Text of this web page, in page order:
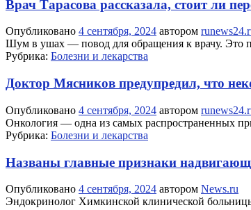
Врач Тарасова рассказала, стоит ли
Опубликовано 4 сентября, 2024 автором
Шум в ушах — повод для обращения к врачу. Это
Рубрика: Болезни и лекарства
Доктор Мясников предупредил, что
Опубликовано 4 сентября, 2024 автором
Онкология — одна из самых распространенных
Рубрика: Болезни и лекарства
Названы главные признаки
Опубликовано 4 сентября, 2024 автором News.ru
Эндокринолог Химкинской клинической